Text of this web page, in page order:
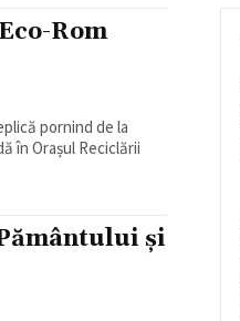
Rom
pornind de la
în Orașul Reciclării
și